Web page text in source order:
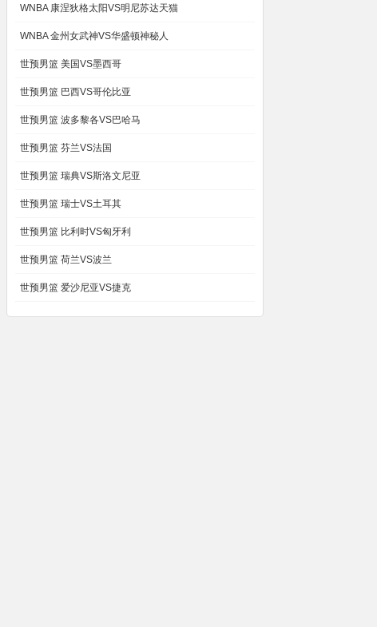
WNBA 康涅狄格太阳VS明尼苏达天猫
WNBA 金州女武神VS华盛顿神秘人
世预男篮 美国VS墨西哥
世预男篮 巴西VS哥伦比亚
世预男篮 波多黎各VS巴哈马
世预男篮 芬兰VS法国
世预男篮 瑞典VS斯洛文尼亚
世预男篮 瑞士VS土耳其
世预男篮 比利时VS匈牙利
世预男篮 荷兰VS波兰
世预男篮 爱沙尼亚VS捷克